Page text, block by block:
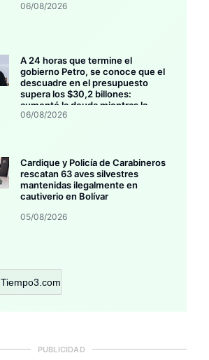
06/08/2026
A 24 horas que termine el
gobierno Petro, se conoce que el
descuadre en el presupuesto
supera los $30,2 billones:
aumentó la deuda mientras la
inversión se estanca
06/08/2026
Cardique y Policía de Carabineros
rescatan 63 aves silvestres
mantenidas ilegalmente en
cautiverio en Bolívar
05/08/2026
Tiempo3.com
PUBLICIDAD